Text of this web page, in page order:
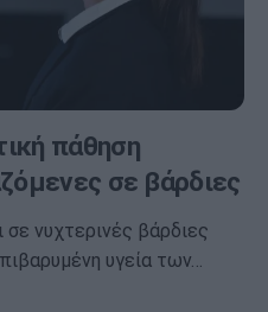
πάθηση
σε βάρδιες
σε νυχτερινές βάρδιες
υγεία των…